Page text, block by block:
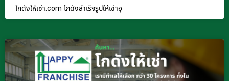
โกดังให้เช่า.com โกดังสำเร็จรูปให้เช่าอุ